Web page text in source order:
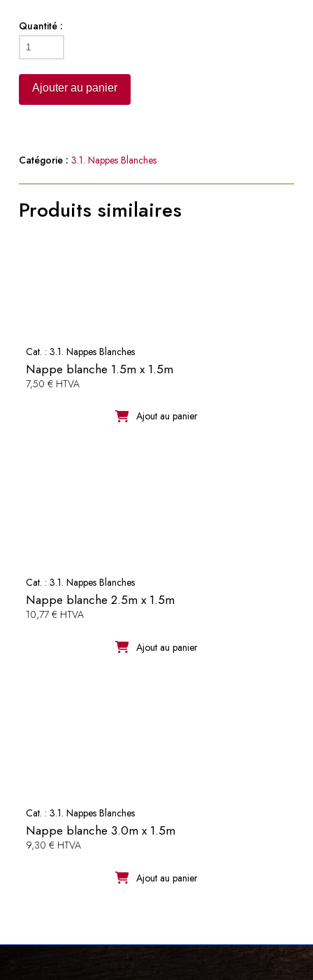
Quantité :
quantité
de
Nappe
blanche
Ajouter au panier
Catégorie : 3.1. Nappes Blanches
Produits similaires
Cat. : 3.1. Nappes Blanches
Nappe blanche 1.5m x 1.5m
7,50 € HTVA
Ajout au panier
Cat. : 3.1. Nappes Blanches
Nappe blanche 2.5m x 1.5m
10,77 € HTVA
Ajout au panier
Cat. : 3.1. Nappes Blanches
Nappe blanche 3.0m x 1.5m
9,30 € HTVA
Ajout au panier